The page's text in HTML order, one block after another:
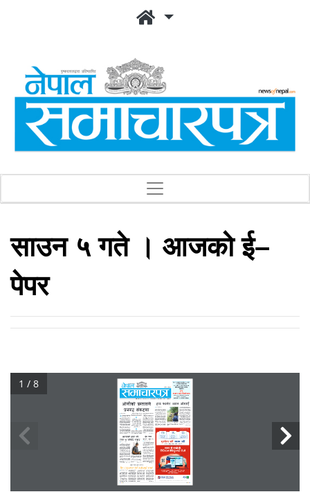
साउन ५ गते । आजको ई–
पेपर
1 / 8